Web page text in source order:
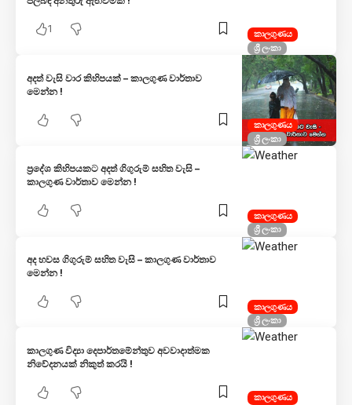
කාලගුණය
ශ්‍රී ලංකා
1
කාලගුණය
ශ්‍රී ලංකා
අදත් වැසි වාර කිහිපයක් – කාලගුණ වාර්තාව
මෙන්න !
කාලගුණය
ශ්‍රී ලංකා
ප්‍රදේශ කිහිපයකට අදත් ගිගුරුම් සහිත වැසි –
කාලගුණ වාර්තාව මෙන්න !
කාලගුණය
ශ්‍රී ලංකා
අද හවස ගිගුරුම් සහිත වැසි – කාලගුණ වාර්තාව
මෙන්න !
කාලගුණය
කාලගුණ විද්‍යා දෙපාර්තමේන්තුව අවවාදාත්මක
නිවේදනයක් නිකුත් කරයි !